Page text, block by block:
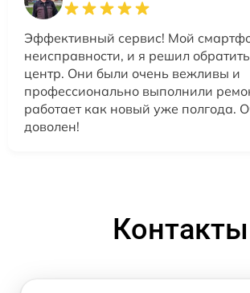
Эффективный сервис! Мой
неисправности, и я решил
центр. Они были очень вежливы и
профессионально выполнили
работает как новый уже полгода.
доволен!
Контакты